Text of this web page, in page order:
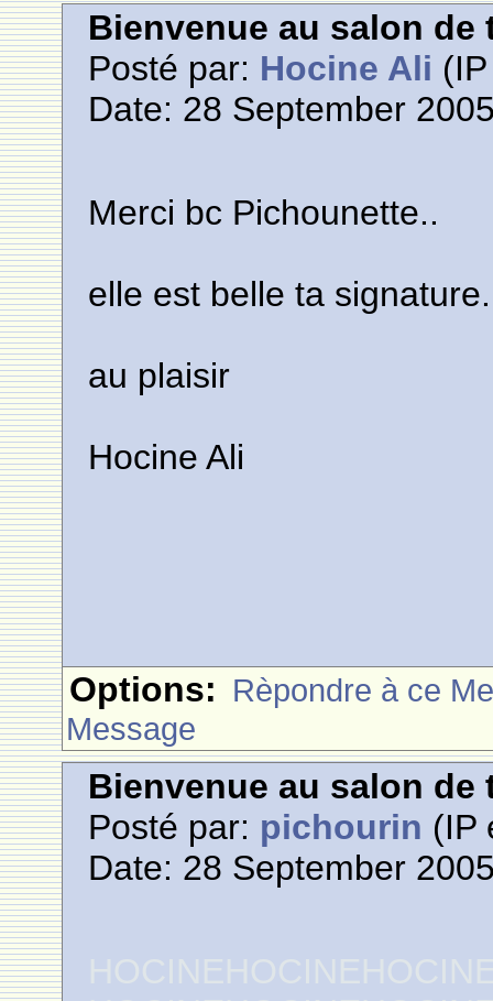
Bienvenue au salon de
Posté par: Hocine Ali
Date: 28 September
Merci bc Pichounette..
elle est belle ta
au plaisir
Hocine Ali
Options: Rèpondre à ce
Message
Bienvenue au salon de
Posté par: pichourin (IP
Date: 28 September